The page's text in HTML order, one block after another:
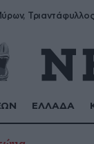
ΕΛΛΑΔΑ